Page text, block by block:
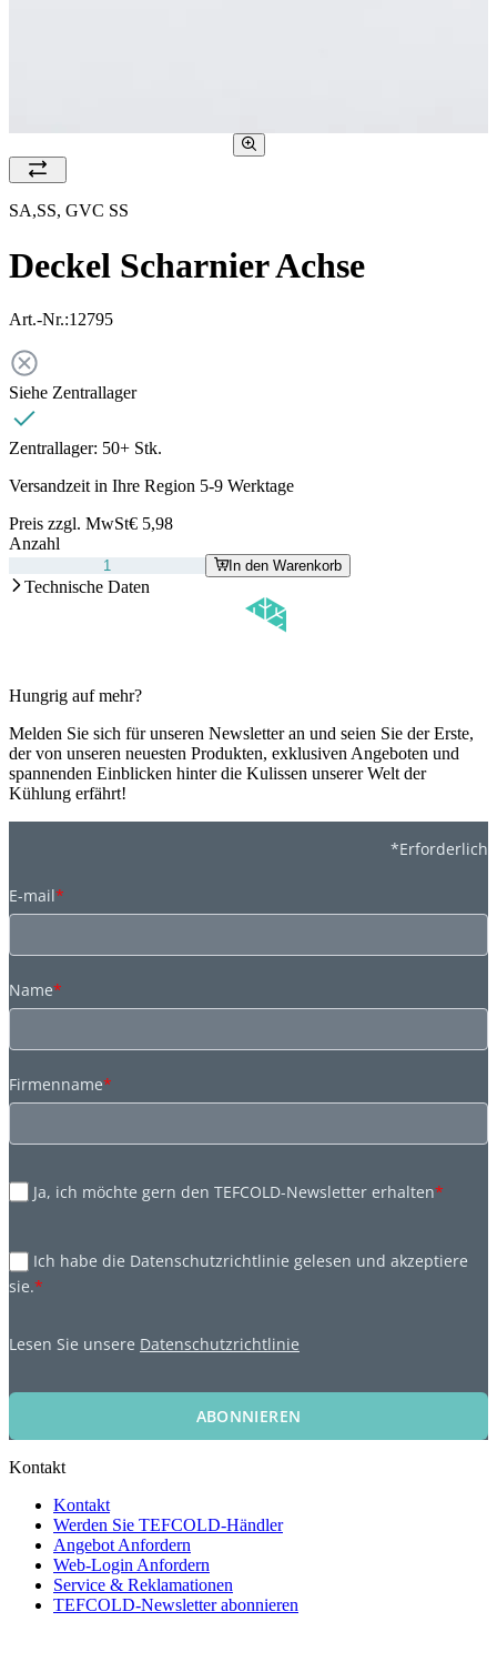
SA,SS, GVC SS
Deckel Scharnier Achse
Art.-Nr.:12795
Siehe Zentrallager
Zentrallager: 50+ Stk.
Versandzeit in Ihre Region 5-9 Werktage
Preis zzgl. MwSt€ 5,98
Anzahl
In den Warenkorb
Technische Daten
Hungrig auf mehr?
Melden Sie sich für unseren Newsletter an und seien Sie der Erste,
der von unseren neuesten Produkten, exklusiven Angeboten und
spannenden Einblicken hinter die Kulissen unserer Welt der
Kühlung erfährt!
*Erforderlich
E-mail*
Name*
Firmenname*
Ja, ich möchte gern den TEFCOLD-Newsletter erhalten*
Ich habe die Datenschutzrichtlinie gelesen und akzeptiere
sie.*
Lesen Sie unsere Datenschutzrichtlinie
ABONNIEREN
Kontakt
Kontakt
Werden Sie TEFCOLD-Händler
Angebot Anfordern
Web-Login Anfordern
Service & Reklamationen
TEFCOLD-Newsletter abonnieren